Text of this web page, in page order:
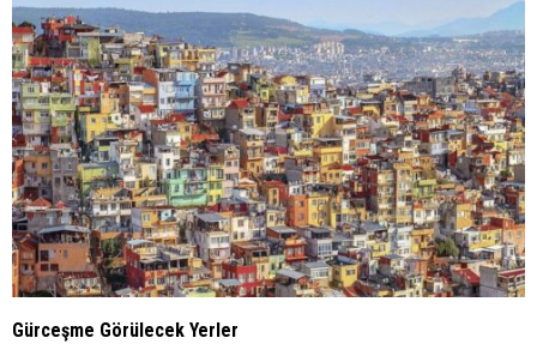
Gürceşme Görülecek Yerler